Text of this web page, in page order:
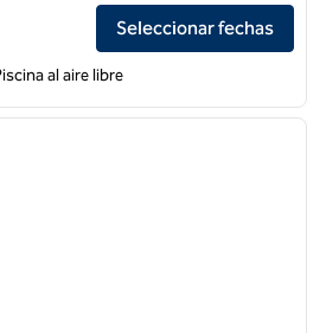
Suites by Hilton Aliso Viejo -
Seleccionar fechas
al aire libre